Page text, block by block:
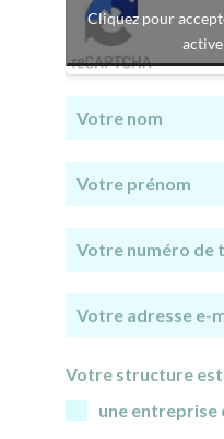
Cliquez pour
Votre structure est
une entreprise